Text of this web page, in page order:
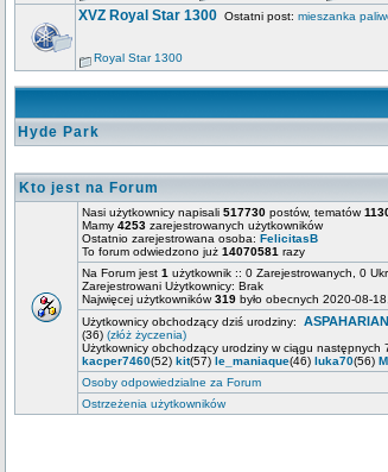
XVZ Royal Star 1300 Ostatni post: mieszanka
Royal Star 1300
Hyde Park
Kto jest na Forum
Nasi użytkownicy napisali 517730 postów, tematów
Mamy 4253 zarejestrowanych użytkowników
Ostatnio zarejestrowana osoba: FelicitasB
To forum odwiedzono już 14070581 razy
Na Forum jest 1 użytkownik :: 0 Zarejestrowanych, 0
Zarejestrowani Użytkownicy: Brak
Najwięcej użytkowników319 było obecnych 2020-08-
Użytkownicy obchodzący dziś urodziny: ASPAHARIAN
(36) (złóż życzenia)
Użytkownicy obchodzący urodziny w ciągu następnych
kacper7460(52) kit(57) le_maniaque(46) luka70(56)
Osoby odpowiedzialne za Forum
Ostrzeżenia użytkowników